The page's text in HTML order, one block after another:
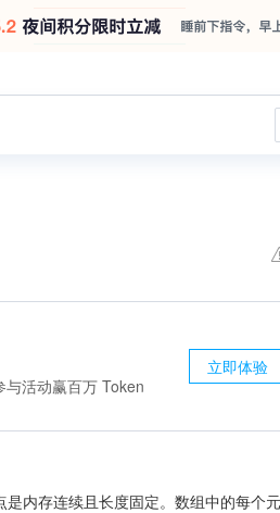
活动赢百万 Token
立即体验
是内存连续且长度固定。数组中的每个